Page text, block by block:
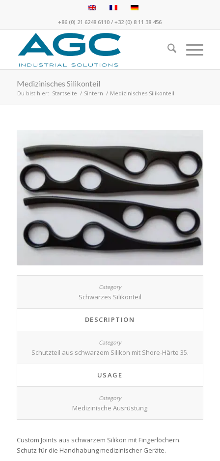
+86 (0) 21 6248 6110 /+32 (0) 8 11 38 456
Medizinisches Silikonteil
Du bist hier: Startseite / Sintern / Medizinisches Silikonteil
Schwarzes Silikonteil
DESCRIPTION
Schutzteil aus schwarzem Silikon mit Shore-Härte 35.
USAGE
Medizinische Ausrüstung
Custom Joints aus schwarzem Silikon mit Fingerlöchern.
Schutz für die Handhabung medizinischer Geräte.